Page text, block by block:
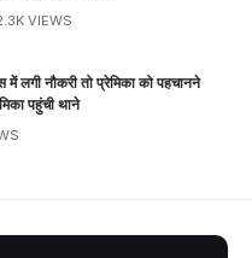
VIEWS
लगी नौकरी तो प्रेमिका को पहचानने
पहुंची थाने